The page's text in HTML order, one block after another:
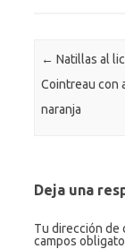
Navegación de
← Natillas al
Cointreau con
naranja
Deja una
Tu dirección de
campos